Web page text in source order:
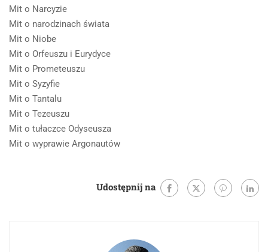
Mit o Narcyzie
Mit o narodzinach świata
Mit o Niobe
Mit o Orfeuszu i Eurydyce
Mit o Prometeuszu
Mit o Syzyfie
Mit o Tantalu
Mit o Tezeuszu
Mit o tułaczce Odyseusza
Mit o wyprawie Argonautów
Udostępnij na